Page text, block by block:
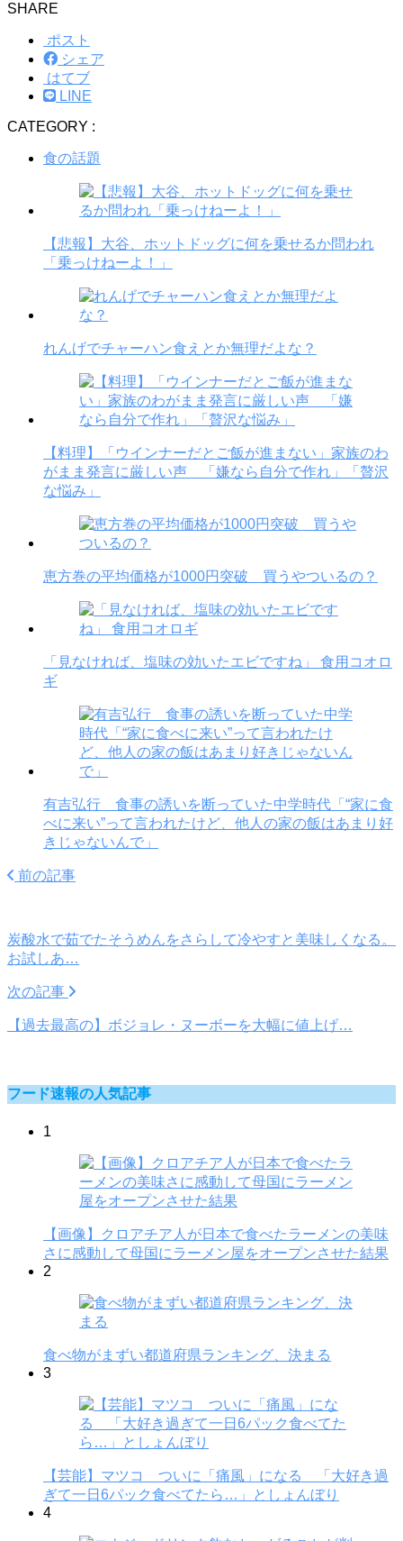
SHARE
ポスト
シェア
はてブ
LINE
CATEGORY :
食の話題
【悲報】大谷、ホットドッグに何を乗せるか問われ
「乗っけねーよ！」
れんげでチャーハン食えとか無理だよな？
【料理】「ウインナーだとご飯が進まない」家族のわ
がまま発言に厳しい声 「嫌なら自分で作れ」「贅沢
な悩み」
恵方巻の平均価格が1000円突破 買うやついるの？
「見なければ、塩味の効いたエビですね」 食用コオロ
ギ
有吉弘行 食事の誘いを断っていた中学時代「“家に食
べに来い”って言われたけど、他人の家の飯はあまり好
きじゃないんで」
前の記事
炭酸水で茹でたそうめんをさらして冷やすと美味しくなる。
お試しあ…
次の記事
【過去最高の】ボジョレ・ヌーボーを大幅に値上げ…
フード速報の人気記事
1
【画像】クロアチア人が日本で食べたラーメンの美味
さに感動して母国にラーメン屋をオープンさせた結果
2
食べ物がまずい都道府県ランキング、決まる
3
【芸能】マツコ ついに「痛風」になる 「大好き過
ぎて一日6パック食べてたら…」としょんぼり
4